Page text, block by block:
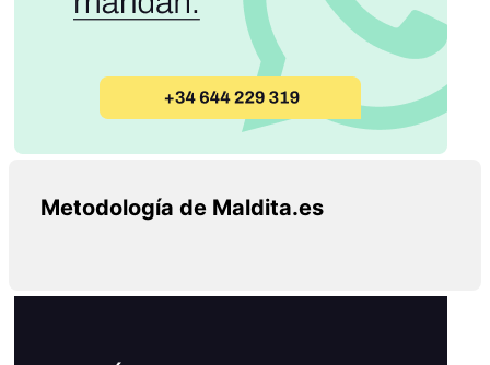
Metodología de Maldita.es